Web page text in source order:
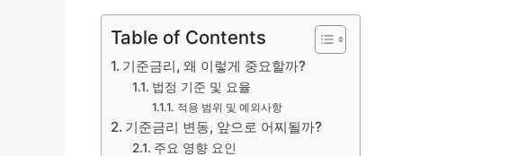
Table of Contents
기준금리, 왜 이렇게 중요할까?
법정 기준 및 요율
적용 범위 및 예외사항
기준금리 변동, 앞으로 어찌될까?
주요 영향 요인